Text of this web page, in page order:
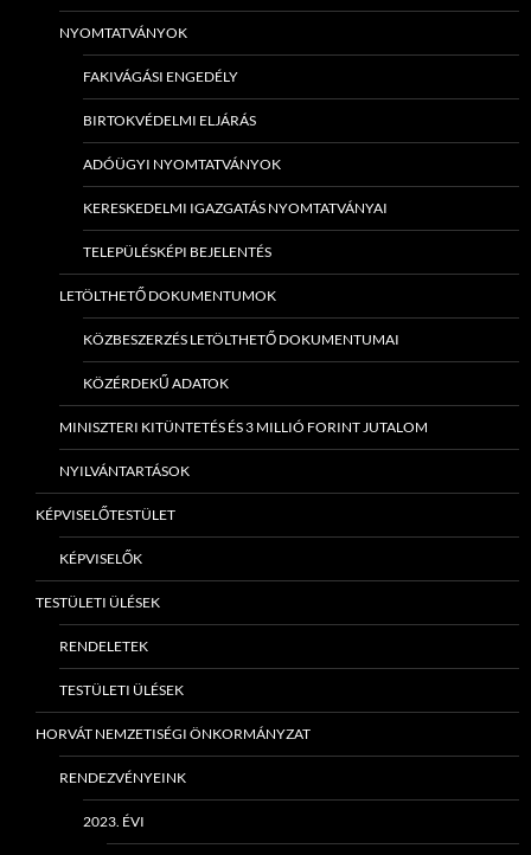
NYOMTATVÁNYOK
FAKIVÁGÁSI ENGEDÉLY
BIRTOKVÉDELMI ELJÁRÁS
ADÓÜGYI NYOMTATVÁNYOK
KERESKEDELMI IGAZGATÁS NYOMTATVÁNYAI
TELEPÜLÉSKÉPI BEJELENTÉS
LETÖLTHETŐ DOKUMENTUMOK
KÖZBESZERZÉS LETÖLTHETŐ DOKUMENTUMAI
KÖZÉRDEKŰ ADATOK
MINISZTERI KITÜNTETÉS ÉS 3 MILLIÓ FORINT JUTALOM
NYILVÁNTARTÁSOK
KÉPVISELŐTESTÜLET
KÉPVISELŐK
TESTÜLETI ÜLÉSEK
RENDELETEK
TESTÜLETI ÜLÉSEK
HORVÁT NEMZETISÉGI ÖNKORMÁNYZAT
RENDEZVÉNYEINK
2023. ÉVI